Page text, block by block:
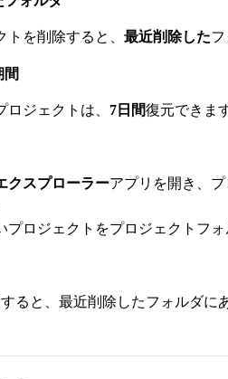
トを削除すると、 最近削除したフ
間
ロジェクトは、 7日間復元できま
クスプローラーアプリを開き、
プロジェクトをプロジェクトフォ
ると、最近削除したフォルダに